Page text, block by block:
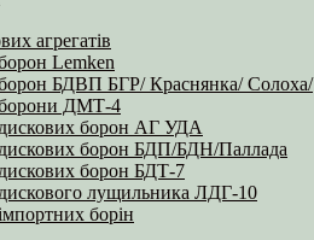
агрегатів
Lemken
БДВП БГР/ Краснянка/ Солоха/
борони ДМТ-4
борон АГ УДА
борон БДП/БДН/Паллада
борон БДТ-7
лущильника ЛДГ-10
борін